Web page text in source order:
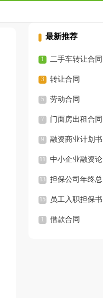
最新推荐
二手车转让合同
转让合同
劳动合同
门面房出租合同
简单融资商业计划书
中小企业融资论
文 担保公司年终总
结 员工入职担保书
范文借款合同